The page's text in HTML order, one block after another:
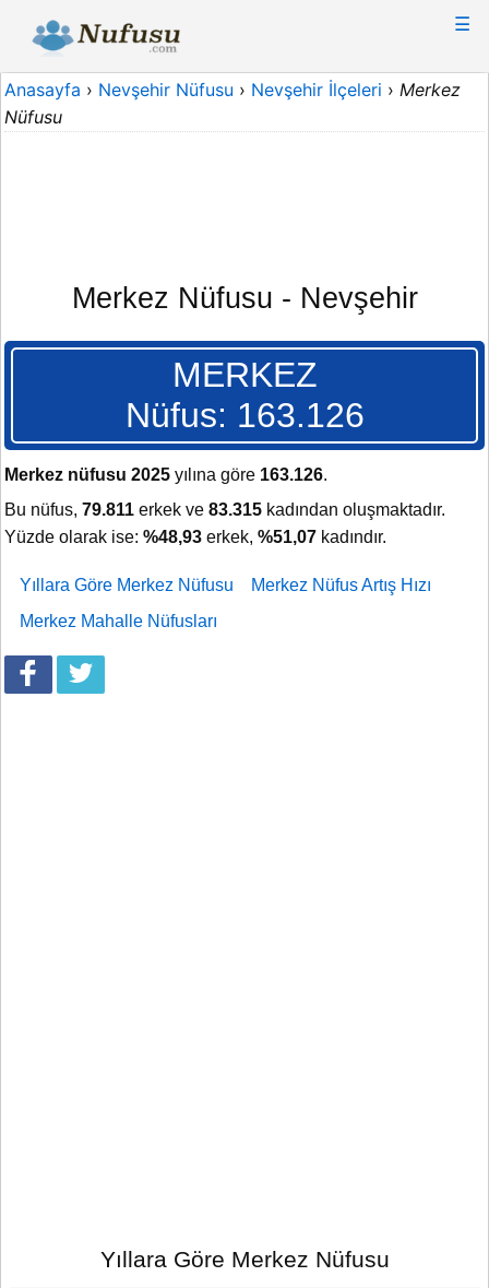
☰
Anasayfa › Nevşehir Nüfusu › Nevşehir İlçeleri › Merkez
Nüfusu
Merkez Nüfusu - Nevşehir
MERKEZ
Nüfus: 163.126
Merkez nüfusu 2025 yılına göre 163.126.
Bu nüfus, 79.811 erkek ve 83.315 kadından oluşmaktadır.
Yüzde olarak ise: %48,93 erkek, %51,07 kadındır.
Yıllara Göre Merkez Nüfusu
Merkez Nüfus Artış Hızı
Merkez Mahalle Nüfusları
Yıllara Göre Merkez Nüfusu